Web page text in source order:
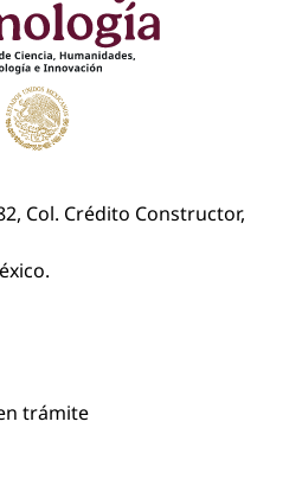
Col. Crédito Constructor,
trámite